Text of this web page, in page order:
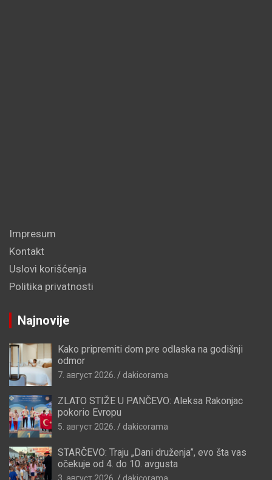
Impresum
Kontakt
Uslovi korišćenja
Politika privatnosti
Najnovije
Kako pripremiti dom pre odlaska na godišnji
odmor
7. август 2026. dakicorama
ZLATO STIŽE U PANČEVO: Aleksa Rakonjac
pokorio Evropu
5. август 2026. dakicorama
STARČEVO: Traju „Dani druženja”, evo šta vas
očekuje od 4. do 10. avgusta
3. август 2026. dakicorama